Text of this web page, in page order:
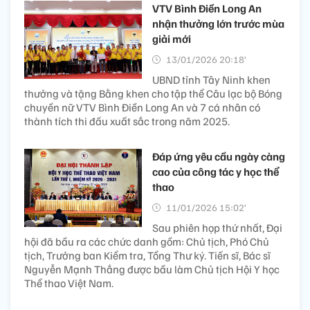
VTV Bình Điền Long An
nhận thưởng lớn trước mùa
giải mới
13/01/2026 20:18’
UBND tỉnh Tây Ninh khen
thưởng và tặng Bằng khen cho tập thể Câu lạc bộ Bóng
chuyền nữ VTV Bình Điền Long An và 7 cá nhân có
thành tích thi đấu xuất sắc trong năm 2025.
Đáp ứng yêu cầu ngày càng
cao của công tác y học thể
thao
11/01/2026 15:02’
Sau phiên họp thứ nhất, Đại
hội đã bầu ra các chức danh gồm: Chủ tịch, Phó Chủ
tịch, Trưởng ban Kiểm tra, Tổng Thư ký. Tiến sĩ, Bác sĩ
Nguyễn Mạnh Thắng được bầu làm Chủ tịch Hội Y học
Thể thao Việt Nam.